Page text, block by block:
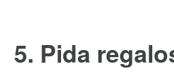
5. Pida